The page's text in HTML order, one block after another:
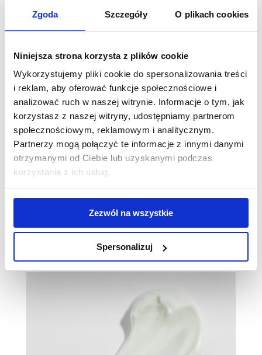
Zgoda Szczegóły O plikach cookies
Niniejsza strona korzysta z plików cookie
Wykorzystujemy pliki cookie do spersonalizowania treści
i reklam, aby oferować funkcje społecznościowe i
analizować ruch w naszej witrynie. Informacje o tym, jak
korzystasz z naszej witryny, udostępniamy partnerom
społecznościowym, reklamowym i analitycznym.
Partnerzy mogą połączyć te informacje z innymi danymi
otrzymanymi od Ciebie lub uzyskanymi podczas
korzystania z ich usług.
Zezwól na wszystkie
Spersonalizuj
Słońce, słońce i… oparzenie
słoneczne
2026-07-07
zależności od fototypu, który jest uwarunkowany
genetycznie. Im jaśniejsza skóra, tym
mniejsza...